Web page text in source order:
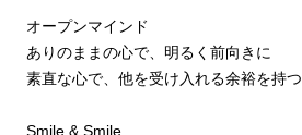
オープンマインド
ありのままの心で、明るく前向きに
素直な心で、他を受け入れる余裕を持つ
Smile & Smile